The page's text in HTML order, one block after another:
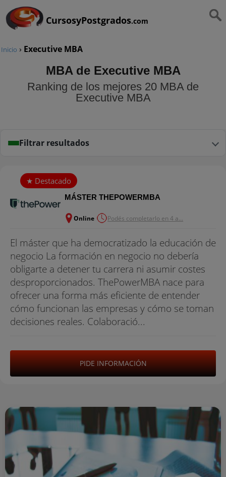
CursosyPostgrados.com
Inicio › Executive MBA
MBA de Executive MBA
Ranking de los mejores 20 MBA de
Executive MBA
Filtrar resultados
MÁSTER THEPOWERMBA
Online Podés completarlo en 4 a...
El máster que ha democratizado la educación de
negocio La formación en negocio no debería
obligarte a detener tu carrera ni asumir costes
desproporcionados. ThePowerMBA nace para
ofrecer una forma más eficiente de entender
cómo funcionan las empresas y cómo se toman
decisiones reales. Colaboració...
PIDE INFORMACIÓN